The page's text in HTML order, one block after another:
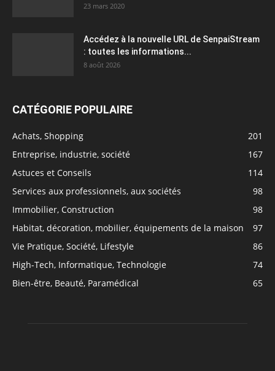
23 mars 2020
Accédez à la nouvelle URL de SenpaiStream
: toutes les informations...
8 août 2026
CATÉGORIE POPULAIRE
Achats, Shopping
201
Entreprise, industrie, société
167
Astuces et Conseils
114
Services aux professionnels, aux sociétés
98
Immobilier, Construction
98
Habitat, décoration, mobilier, équipements de la maison
97
Vie Pratique, Société, Lifestyle
86
High-Tech, Informatique, Technologie
74
Bien-être, Beauté, Paramédical
65